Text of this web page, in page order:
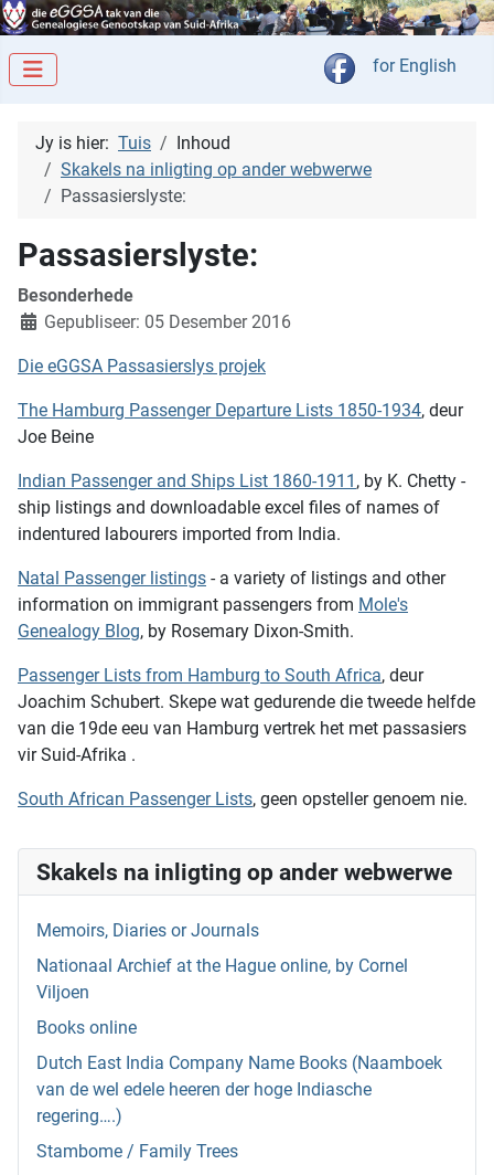
Kies jou taal
for English
Skakels na inligting op ander webwerwe
Memoirs, Diaries or Journals
Nationaal Archief at the Hague online, by Cornel
Viljoen
Books online
Dutch East India Company Name Books (Naamboek
van de wel edele heeren der hoge Indiasche
regering….)
Stambome / Family Trees
Jy is hier: Tuis
Inhoud
Skakels na inligting op ander webwerwe
Passasierslyste:
Passasierslyste:
Besonderhede
Gepubliseer: 05 Desember 2016
Die eGGSA Passasierslys projek
The Hamburg Passenger Departure Lists 1850-1934, deur
Joe Beine
Indian Passenger and Ships List 1860-1911 , by K. Chetty -
ship listings and downloadable excel files of names of
indentured labourers imported from India.
Natal Passenger listings - a variety of listings and other
information on immigrant passengers from Mole's
Genealogy Blog, by Rosemary Dixon-Smith.
Passenger Lists from Hamburg to South Africa, deur
Joachim Schubert. Skepe wat gedurende die tweede helfde
van die 19de eeu van Hamburg vertrek het met passasiers
vir Suid-Afrika .
South African Passenger Lists, geen opsteller genoem nie.